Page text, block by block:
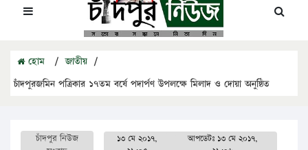
হোম / জাতীয় /
চাঁদপুরজমিন পত্রিকার ১৭তম বর্ষে পদার্পণ উপলক্ষে মিলাদ ও দোয়া অনুষ্ঠিত
চাঁদপুর নিউজ
১৩ মে ২০১৭,
আপডেটঃ ১৩ মে ২০১৭,